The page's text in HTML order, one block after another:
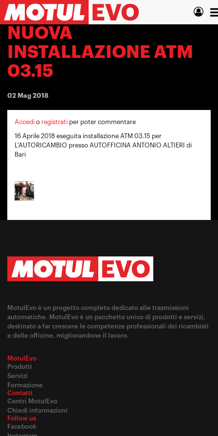
Salta
contenuto
principale
NUOVA
INSTALLAZIONE ATM
03.15
02 Mag 2018
Accedi o registrati per poter commentare
16 Aprile 2018 eseguita installazione ATM 03.15 per
L'AUTORICAMBIO presso AUTOFFICINA ANTONIO ALTIERI di
Bari
MotulEvo è un progetto completo dedicato alle trasmissioni
automatiche. MotulEvo è un pacchetto unico di prodotti e servizi,
destinato a far crescere le competenze professionali dei ricambisti
e delle officine, migliorandone il lavoro.
MotulEvo
Prodotti
Servizi
Formazione
Contatti
Centri MotulEvo
Chiedi informazioni
Follow us
Facebook